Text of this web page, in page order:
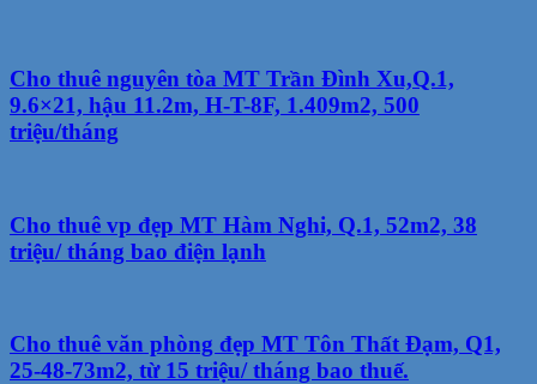
Cho thuê nguyên tòa MT Trần Đình Xu,Q.1,
9.6×21, hậu 11.2m, H-T-8F, 1.409m2, 500
triệu/tháng
Cho thuê vp đẹp MT Hàm Nghi, Q.1, 52m2, 38
triệu/ tháng bao điện lạnh
Cho thuê văn phòng đẹp MT Tôn Thất Đạm, Q1,
25-48-73m2, từ 15 triệu/ tháng bao thuế.